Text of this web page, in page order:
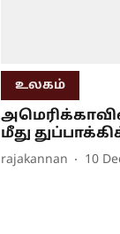
உலகம்
மீது
rajakannan 10